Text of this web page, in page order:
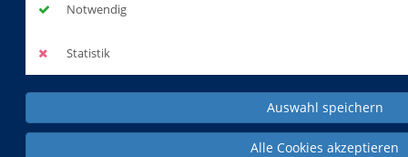
Notwendig
Statistik
Auswahl speichern
Alle Cookies akzeptieren